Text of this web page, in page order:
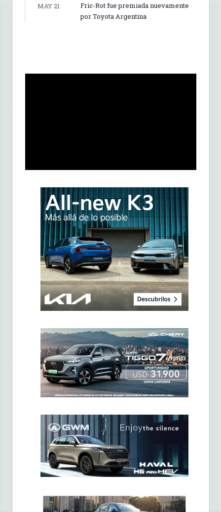
MAY 21
Fric-Rot fue premiada nuevamente
por Toyota Argentina